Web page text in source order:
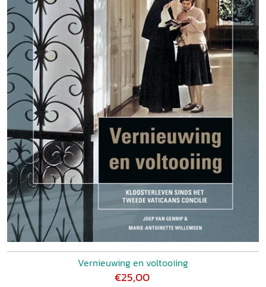
Vernieuwing en voltooiing
€25,00